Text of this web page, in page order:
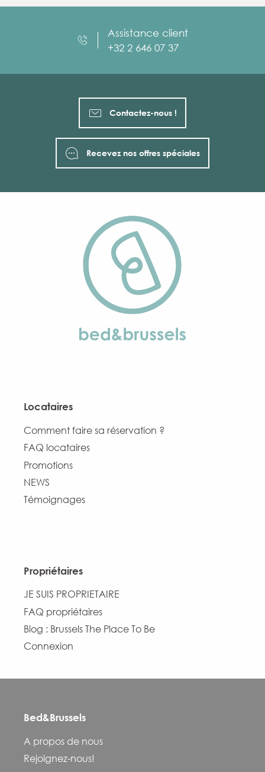
Assistance client
+32 2 646 07 37
Contactez-nous !
Recevez nos offres spéciales
Locataires
Comment faire sa réservation ?
FAQ locataires
Promotions
NEWS
Témoignages
Propriétaires
JE SUIS PROPRIETAIRE
FAQ propriétaires
Blog : Brussels The Place To Be
Connexion
Bed&Brussels
A propos de nous
Rejoignez-nous!